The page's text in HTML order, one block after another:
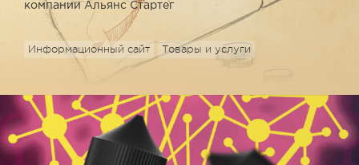
компании Альянс Стартег
Информационный сайт Товары и услуги